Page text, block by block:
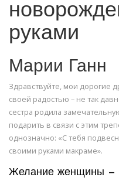
руками
Марии Ганн
Здравствуйте, мои дорогие
своей радостью – не так
сестра родила
подарить в связи с этим
однозначно: «С тебя
своими руками макраме».
Желание женщины —